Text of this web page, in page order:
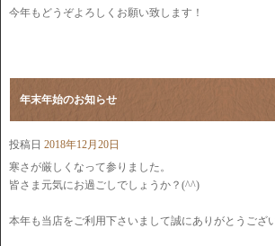
今年もどうぞよろしくお願い致します！
年末年始のお知らせ
投稿日 2018年12月20日
寒さが厳しくなって参りました。
皆さま元気にお過ごしでしょうか？(^^)
本年も当店をご利用下さいまして誠にありがとうござ